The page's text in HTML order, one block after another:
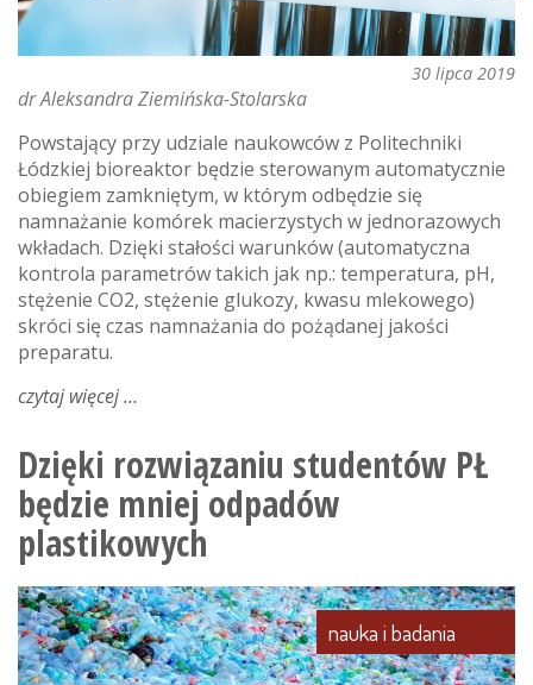
30 lipca 2019
dr Aleksandra Ziemińska-Stolarska
Powstający przy udziale naukowców z Politechniki
Łódzkiej bioreaktor będzie sterowanym automatycznie
obiegiem zamkniętym, w którym odbędzie się
namnażanie komórek macierzystych w jednorazowych
wkładach. Dzięki stałości warunków (automatyczna
kontrola parametrów takich jak np.: temperatura, pH,
stężenie CO2, stężenie glukozy, kwasu mlekowego)
skróci się czas namnażania do pożądanej jakości
preparatu.
czytaj więcejo
hodowli
komórek
macierzystych
Dzięki rozwiązaniu studentów PŁ
będzie mniej odpadów
plastikowych
nauka i badania